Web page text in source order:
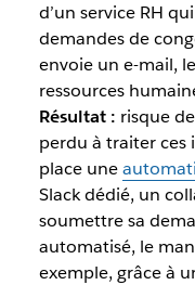
d’un service RH
demandes de
envoie un e-mail,
ressources
Résultat : risque
perdu à traiter ces
place une
Slack dédié, un
soumettre sa
automatisé, le
exemple, grâce à